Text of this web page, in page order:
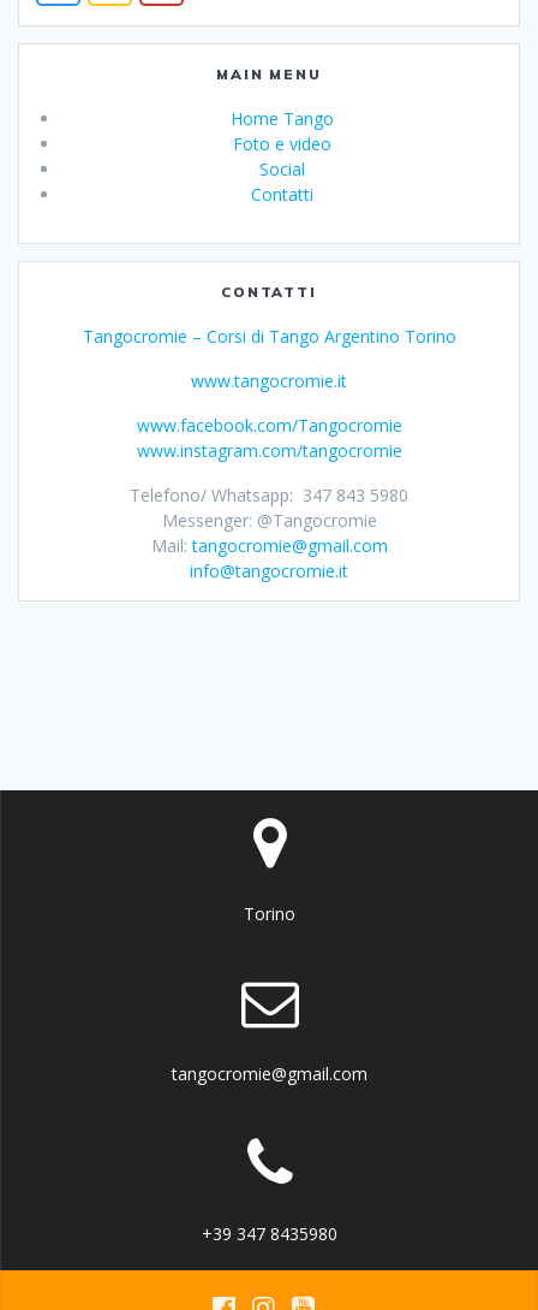
MAIN MENU
Home Tango
Foto e video
Social
Contatti
CONTATTI
Tangocromie – Corsi di Tango Argentino Torino
www.tangocromie.it
www.facebook.com/Tangocromie
www.instagram.com/tangocromie
Telefono/ Whatsapp: 347 843 5980
Messenger: @Tangocromie
Mail:tangocromie@gmail.com
info@tangocromie.it
Torino
tangocromie@gmail.com
+39 347 8435980